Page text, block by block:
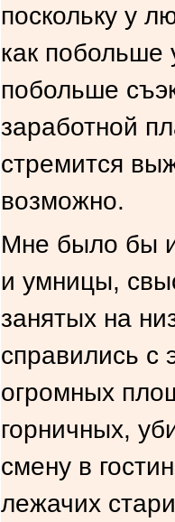
поскольку у
как побольше
побольше
заработной
стремится
возможно.
Мне было бы
и умницы,
занятых на
справились с
огромных
горничных,
смену в
лежачих